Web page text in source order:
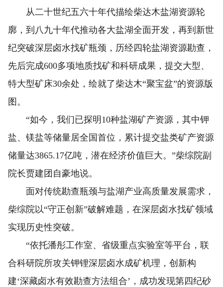
从二十世纪五六十年代描绘柴达木盐湖资源轮
廓，到八九十年代推动各大盐湖全面开发，再到新世
纪突破深层卤水找矿瓶颈，历经四轮盐湖资源勘查，
先后完成600多项地质找矿和科研成果，提交大型、
特大型矿床30余处，绘就了柴达木“聚宝盆”的资源版
图。
“如今，我们已探明10种盐湖矿产资源，其中钾
盐、镁盐等储量居全国首位，累计提交盐类矿产资源
储量达3865.17亿吨，潜在经济价值巨大。”柴综院副
院长贾建团自豪地说。
面对传统勘查瓶颈与盐湖产业高质量发展需求，
柴综院以“守正创新”破解难题，在深层卤水找矿领域
实现历史性突破。
“依托潘彤工作室、省级重点实验室等平台，联
合科研院所攻关钾锂深层卤水成矿机理，创新构
建‘深藏卤水有效勘查方法组合’，成功发现第四纪砂